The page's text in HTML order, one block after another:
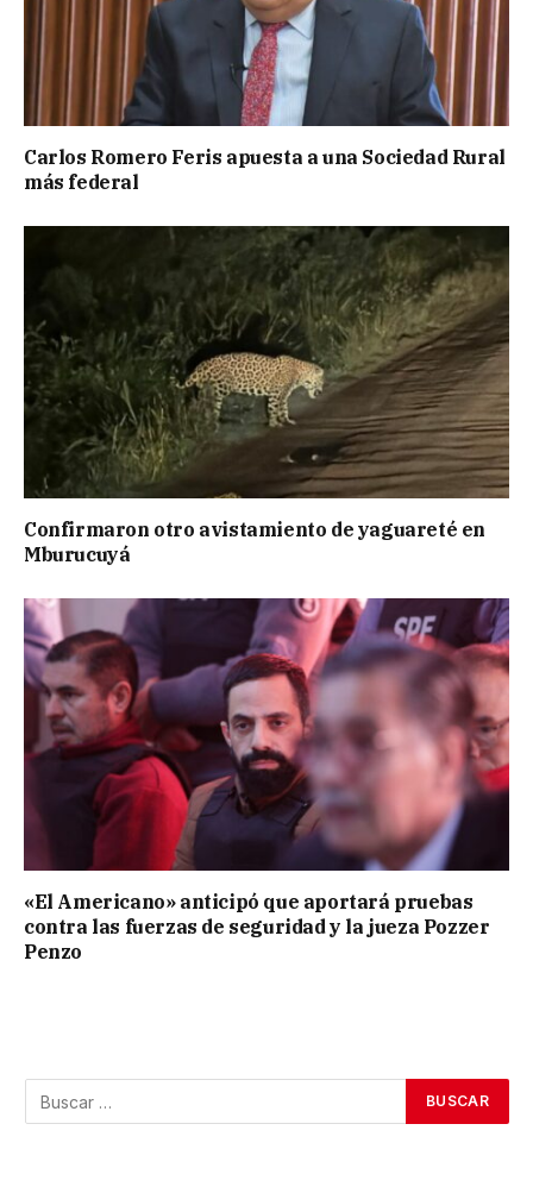
Carlos Romero Feris apuesta a una Sociedad Rural
más federal
Confirmaron otro avistamiento de yaguareté en
Mburucuyá
«El Americano» anticipó que aportará pruebas
contra las fuerzas de seguridad y la jueza Pozzer
Penzo